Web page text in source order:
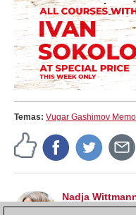
Temas: Vugar Gashimov
Nadja
Editora de la